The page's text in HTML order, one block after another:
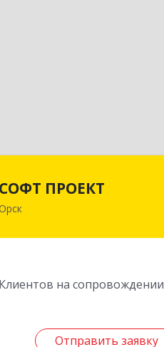
СОФТ ПРОЕКТ
Клиентов на сопровождении
Отправить заявку
Отправить заявку